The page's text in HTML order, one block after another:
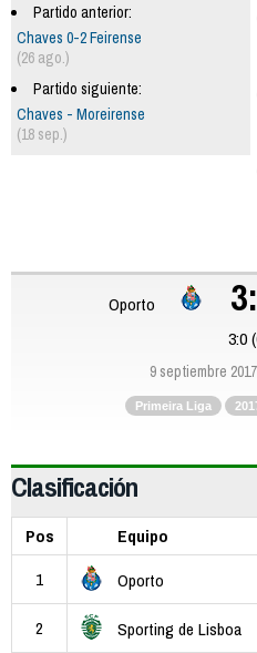
Partido anterior:
Chaves 0-2 Feirense
(26 ago.)
Partido siguiente:
Chaves - Moreirense
(18 sep.)
Oporto
3:0
9 septiembre 2017
Primeira Liga
Clasificación
Pos Equipo
1
Oporto
2 Sporting de Lisboa